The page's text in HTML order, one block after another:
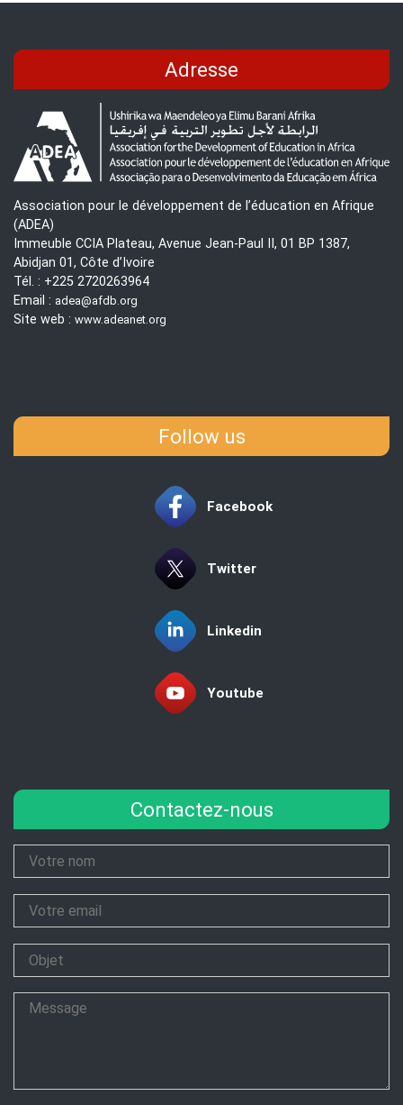
Adresse
Association pour le développement de l’éducation en Afrique
(ADEA)
Immeuble CCIA Plateau, Avenue Jean-Paul II, 01 BP 1387,
Abidjan 01, Côte d’Ivoire
Tél. : +225 2720263964
Email : adea@afdb.org
Site web : www.adeanet.org
Follow us
Facebook
Twitter
Linkedin
Youtube
Contactez-nous
Your
Name
Your
Email
Subject
Message